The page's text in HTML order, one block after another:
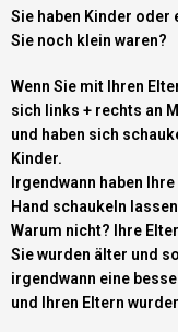
Sie haben Kinder oder
Sie noch klein waren?
Wenn Sie mit Ihren
sich links + rechts an
und haben sich
Kinder.
Irgendwann haben
Hand schaukeln
Warum nicht? Ihre
Sie wurden älter und
irgendwann eine
und Ihren Eltern